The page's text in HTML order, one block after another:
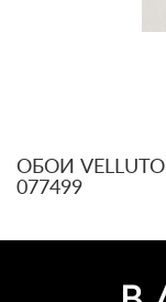
ОБОИ VELLUTO
077499